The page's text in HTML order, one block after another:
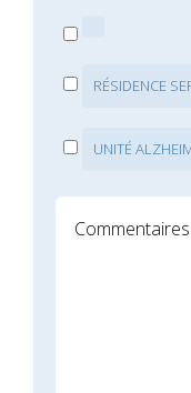
RÉSIDENCE
UNITÉ